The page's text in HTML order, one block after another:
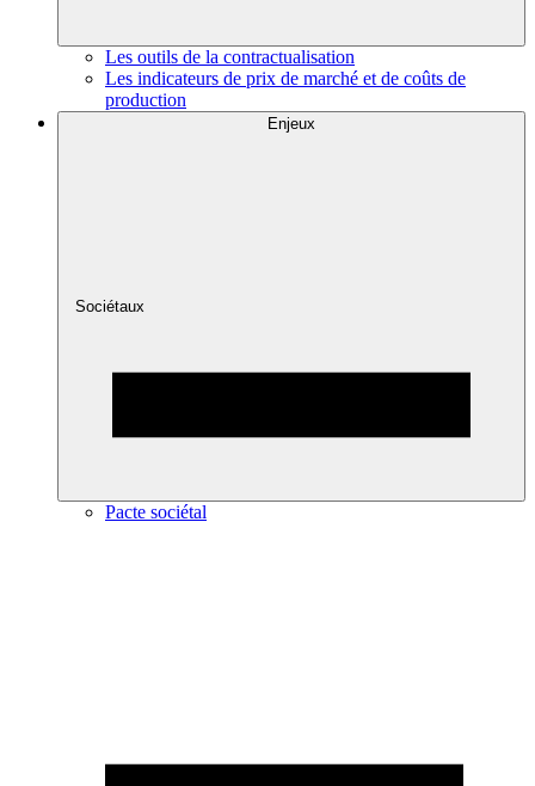
Les outils de la contractualisation
Les indicateurs de prix de marché et de coûts de
production
Enjeux
Sociétaux
Pacte sociétal